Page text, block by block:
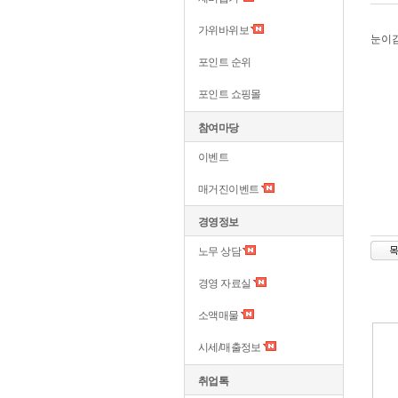
가위바위보
포인트 순위
포인트 쇼핑몰
참여마당
이벤트
매거진이벤트
경영정보
노무 상담
경영 자료실
소액매물
시세/매출정보
취업톡
눈이